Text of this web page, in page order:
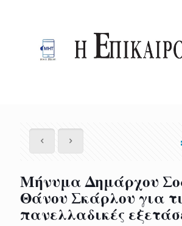
Μήνυμα Δημάρχου
Θάνου Σκάρλου για
πανελλαδικές